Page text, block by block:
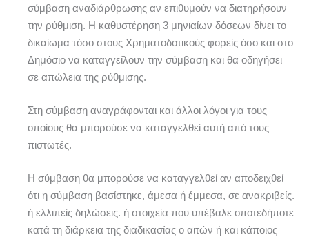
σύμβαση αναδιάρθρωσης αν επιθυμούν να διατηρήσουν
την ρύθμιση. Η καθυστέρηση 3 μηνιαίων δόσεων δίνει το
δικαίωμα τόσο στους Χρηματοδοτικούς φορείς όσο και στο
Δημόσιο να καταγγείλουν την σύμβαση και θα οδηγήσει
σε απώλεια της ρύθμισης.
Στη σύμβαση αναγράφονται και άλλοι λόγοι για τους
οποίους θα μπορούσε να καταγγελθεί αυτή από τους
πιστωτές.
Η σύμβαση θα μπορούσε να καταγγελθεί αν αποδειχθεί
ότι η σύμβαση βασίστηκε, άμεσα ή έμμεσα, σε ανακριβείς.
ή ελλιπείς δηλώσεις. ή στοιχεία που υπέβαλε οποτεδήποτε
κατά τη διάρκεια της διαδικασίας ο αιτών ή και κάποιος